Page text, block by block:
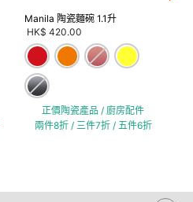
Manila 陶瓷麵碗 1.1升
HK$ 420.00
正價陶瓷產品 / 廚房配件
兩件8折 / 三件7折 / 五件6折